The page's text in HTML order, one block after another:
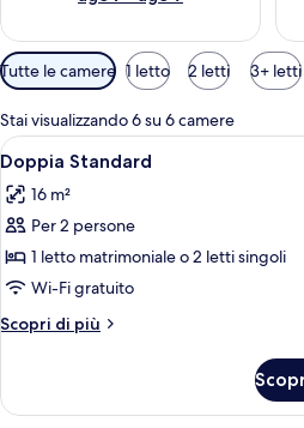
Filtri
disponibili
per
le
camere
Tutte le camere 1 letto 2 letti 3+ letti
Stai visualizzando 6 su 6 camere
Apri
tutte
le
foto
per
Doppia
Standard
7
Doppia Standard
16 m²
Per 2 persone
1 letto matrimoniale o 2 letti singoli
Wi-Fi gratuito
Scopri di più
Altri
Standard